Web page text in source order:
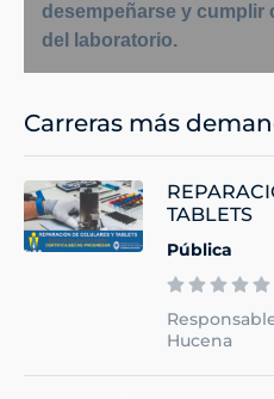
desempeñarse y cumplir
del laboratorio.
Carreras más
TABLETS
Pública
Hucena